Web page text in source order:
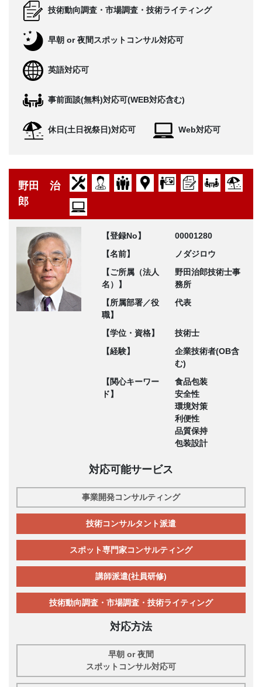
技術動向調査・市場調査・技術ライティング
早朝 or 夜間スポットコンサル対応可
英語対応可
事前面談(無料)対応可(WEB対応含む)
休日(土日祝祭日)対応可 Web対応可
野田 治
郎
【登録No】
00001280
【名前】
ノダジロウ
【ご所属（法人
名）】
野田治郎技術士事
務所
【所属部署／役
職】
代表
【学位・資格】
技術士
【経験】
企業技術者(OB含
む)
【関心キーワー
ド】
食品包装
安全性
環境対策
利便性
品質保持
包装設計
対応可能サービス
事業開発コンサルティング
技術コンサルタント派遣
スポット専門家コンサルティング
講師派遣(社員研修)
技術動向調査・市場調査・技術ライティング
対応方法
早朝 or 夜間
スポットコンサル対応可